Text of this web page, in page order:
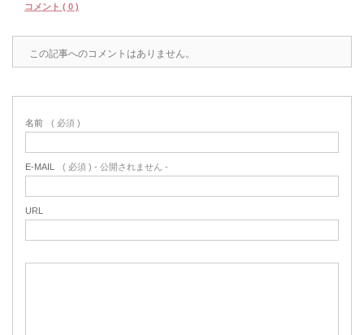
コメント ( 0 )
この記事へのコメントはありません。
名前 ( 必須 )
E-MAIL ( 必須 ) - 公開されません -
URL